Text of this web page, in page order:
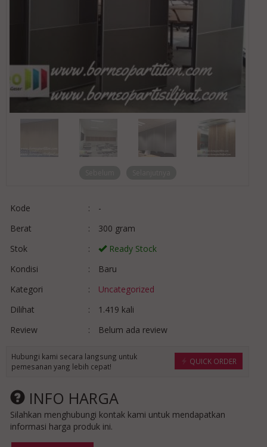
Kode :
-
Berat
:
300 gram
Stok
:
Ready Stock
Kondisi
:
Baru
Kategori
:
Uncategorized
Dilihat
:
1.419 kali
Review
: Belum ada review
QUICK ORDER
Hubungi kami secara langsung untuk
pemesanan yang lebih cepat!
INFO HARGA
Silahkan menghubungi kontak kami untuk mendapatkan
informasi harga produk ini.